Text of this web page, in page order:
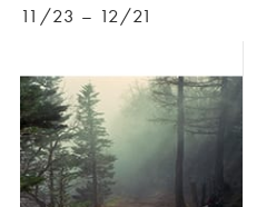
11/23 – 12/21